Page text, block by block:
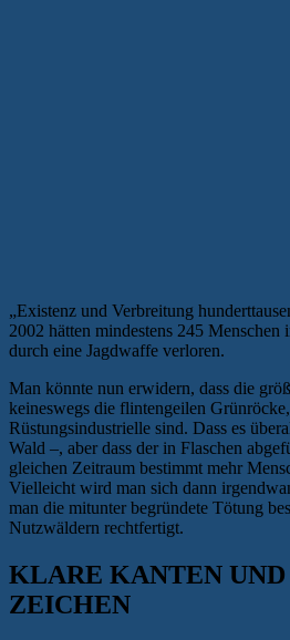
„Existenz und Verbreitung
2002 hätten mindestens 245
durch eine Jagdwaffe verloren.
Man könnte nun erwidern, dass die
keineswegs die flintengeilen
Rüstungsindustrielle sind. Dass es
Wald –, aber dass der in Flaschen
gleichen Zeitraum bestimmt mehr
Vielleicht wird man sich dann
man die mitunter begründete Tötung
Nutzwäldern rechtfertigt.
KLARE KANTEN
ZEICHEN